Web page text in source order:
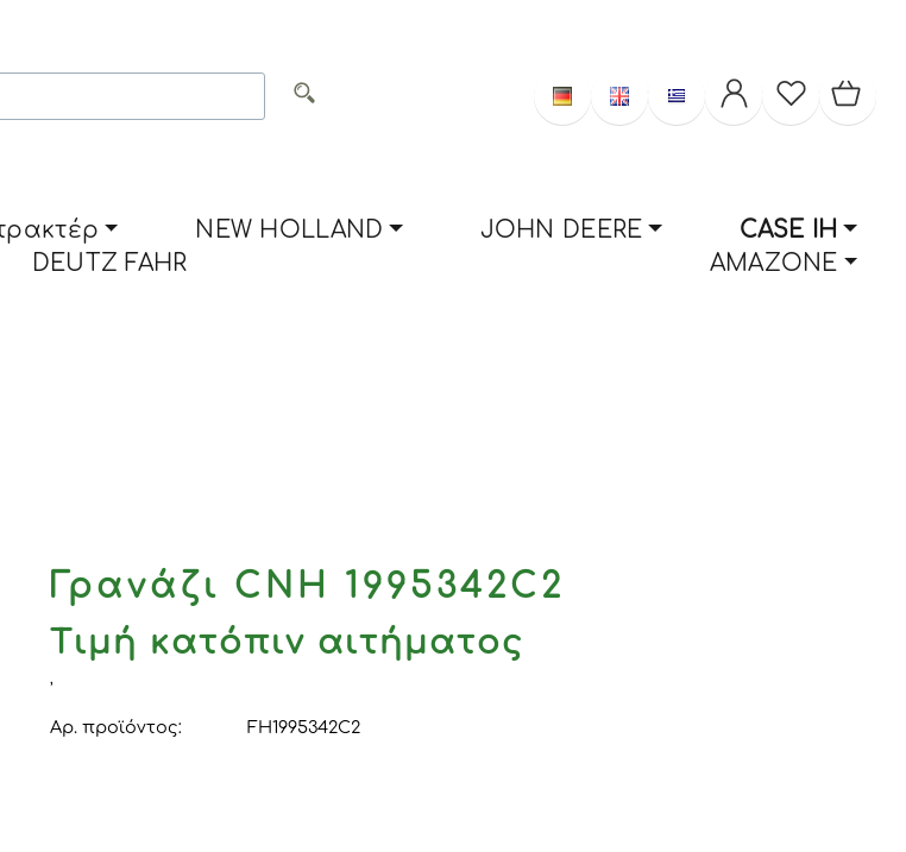
NEW HOLLAND JOHN DEERE
CASE IH
DEUTZ FAHR AMAZONE
Γρανάζι CNH 1995342C2
Τιμή κατόπιν αιτήματος
,
Αρ. προϊόντος: FH1995342C2